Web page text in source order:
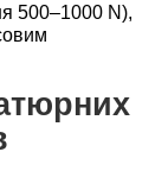
500–1000 N),